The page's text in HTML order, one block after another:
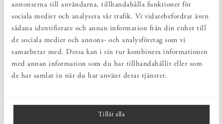
annonserna till användarna, tillhandahålla funktioner för
sociala medier och analysera vår trafik. Vi vidarebefordrar även
sådana identifierare och annan information från din enhet till
de sociala medier och annons- och analysföretag som vi
samarbetar med. Dessa kan i sin tur kombinera informationen
med annan information som du har tillhandahållit eller som
de har samlat in när du har använt deras tjänster.
Tillåt alla
Rengör, vårdar och underhåller på bästa tänkbara sätt – naturlig vård med
rent samvete.
SKONSAMT
hållbar vardag.
PRODUKTBESKRIVNING
neroliolja och ekologisk aloe vera med sin åtråvärda återfuktande